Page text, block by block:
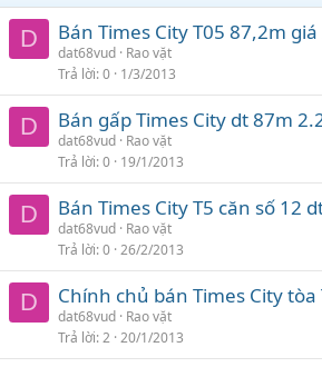
D Bán Times City T05 87,2m giá
dat68vud Rao vặt
Trả lời 0 1/3/2013
D Bán gấp Times City dt 87m
dat68vud Rao vặt
Trả lời 0 19/1/2013
D Bán Times City T5 căn số 12
dat68vud Rao vặt
Trả lời 0 26/2/2013
D Chính chủ bán Times City tòa
dat68vud Rao vặt
Trả lời 2 20/1/2013